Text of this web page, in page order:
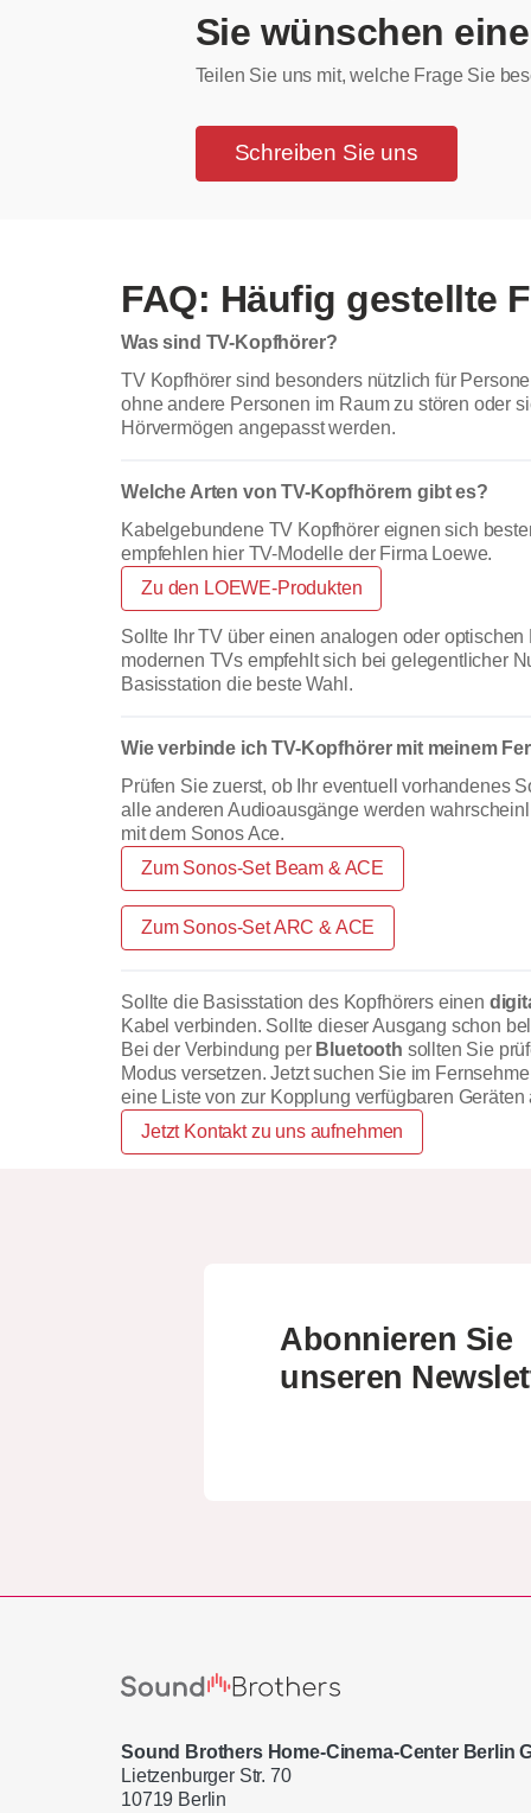
Sie wünschen
Teilen Sie uns mit, welche Frage Sie
Schreiben Sie uns
FAQ: Häufig gestellte
Was sind TV-Kopfhörer?
TV Kopfhörer sind besonders nützlich für
ohne andere Personen im Raum zu stören oder
Hörvermögen angepasst werden.
Welche Arten von TV-Kopfhörern gibt es?
Kabelgebundene TV Kopfhörer eignen sich
empfehlen hier TV-Modelle der Firma Loewe.
Zu den LOEWE-Produkten
Sollte Ihr TV über einen analogen oder
modernen TVs empfehlt sich bei gelegentlicher
Basisstation die beste Wahl.
Wie verbinde ich TV-Kopfhörer mit meinem
Prüfen Sie zuerst, ob Ihr eventuell vorhandenes
alle anderen Audioausgänge werden
mit dem Sonos Ace.
Zum Sonos-Set Beam & ACE
Zum Sonos-Set ARC & ACE
Sollte die Basisstation des Kopfhörers einen
Kabel verbinden. Sollte dieser Ausgang schon
Bei der Verbindung per Bluetooth sollten Sie
Modus versetzen. Jetzt suchen Sie im
eine Liste von zur Kopplung verfügbaren
Jetzt Kontakt zu uns aufnehmen
Abonnieren Sie
unseren
Sound Brothers Home-Cinema-Center Berlin
Lietzenburger Str. 70
10719 Berlin